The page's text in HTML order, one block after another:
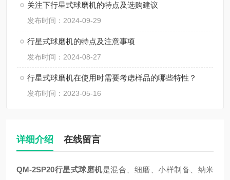
关注下行星式球磨机的特点及选购建议
发布时间：2024-09-29
行星式球磨机的特点及注意事项
发布时间：2024-08-27
行星式球磨机在使用时需要考虑样品的哪些特性？
发布时间：2023-05-16
详细介绍 在线留言
QM-2SP20行星式球磨机是混合、细磨、小样制备、纳米